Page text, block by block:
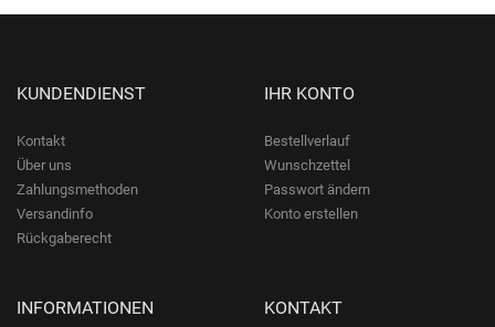
KUNDENDIENST
Kontakt
Über uns
Zahlungsmethoden
Versandinfo
Rückgaberecht
IHR KONTO
Bestellverlauf
Wunschzettel
Passwort ändern
Konto erstellen
INFORMATIONEN KONTAKT